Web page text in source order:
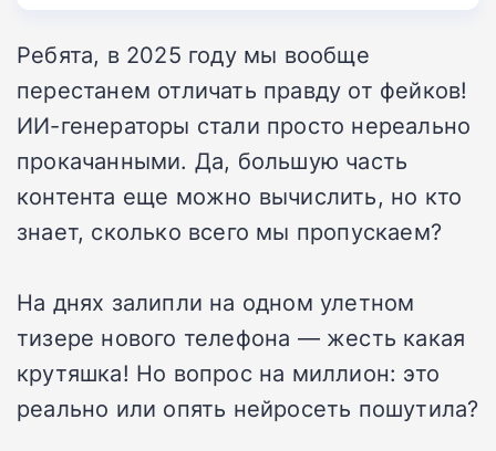
Ребята, в 2025 году мы вообще
перестанем отличать правду от фейков!
ИИ-генераторы стали просто нереально
прокачанными. Да, большую часть
контента еще можно вычислить, но кто
знает, сколько всего мы пропускаем?
На днях залипли на одном улетном
тизере нового телефона — жесть какая
крутяшка! Но вопрос на миллион: это
реально или опять нейросеть пошутила?